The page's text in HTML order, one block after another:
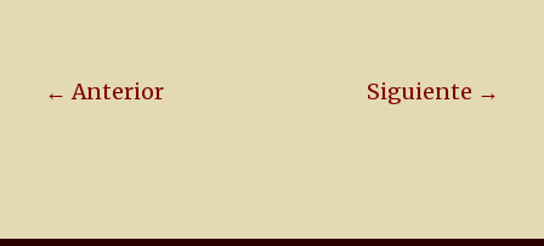
← Anterior Siguiente →